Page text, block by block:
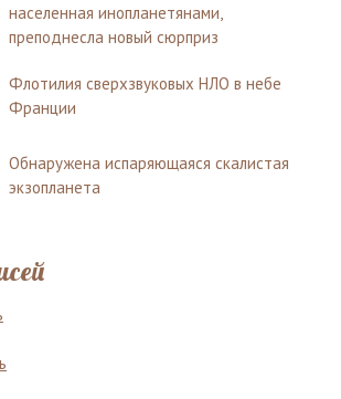
населенная инопланетянами,
преподнесла новый сюрприз
Флотилия сверхзвуковых НЛО в небе
Франции
Обнаружена испаряющаяся скалистая
экзопланета